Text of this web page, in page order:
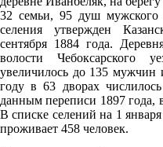
2.8
227°
06.08
18:00
23°
32 семьи, 95 душ
селения утвержден
сентября 1884 года.
волости Чебоксарского
увеличилось до 135
году в 63 дворах
данным переписи 1897 года,
В списке селений на 1
проживает 458 человек.